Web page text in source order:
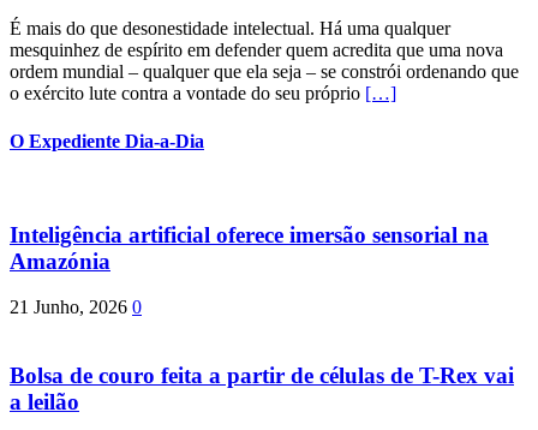
É mais do que desonestidade intelectual. Há uma qualquer
mesquinhez de espírito em defender quem acredita que uma nova
ordem mundial – qualquer que ela seja – se constrói ordenando que
o exército lute contra a vontade do seu próprio […]
O Expediente Dia-a-Dia
Inteligência artificial oferece imersão sensorial na
Amazónia
21 Junho, 2026 0
Bolsa de couro feita a partir de células de T-Rex vai
a leilão